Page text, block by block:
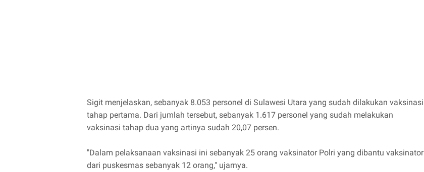
Sigit menjelaskan, sebanyak 8.053 personel di Sulawesi Utara yang sudah dilakukan vaksinasi
tahap pertama. Dari jumlah tersebut, sebanyak 1.617 personel yang sudah melakukan
vaksinasi tahap dua yang artinya sudah 20,07 persen.
"Dalam pelaksanaan vaksinasi ini sebanyak 25 orang vaksinator Polri yang dibantu vaksinator
dari puskesmas sebanyak 12 orang," ujarnya.